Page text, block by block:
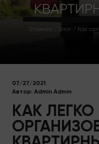
Главная / Блог / Как
07/27/2021
Автор: Admin Admin
КАК ЛЕГКО